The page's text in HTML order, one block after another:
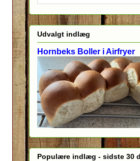
Udvalgt indlæg
Hornbeks Boller i Airfryer
Populære indlæg - sidste 30